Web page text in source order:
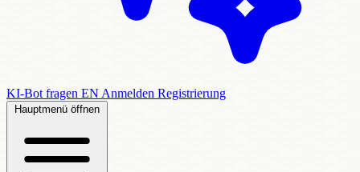
KI-Bot fragen EN Anmelden Registrierung
Hauptmenü öffnen